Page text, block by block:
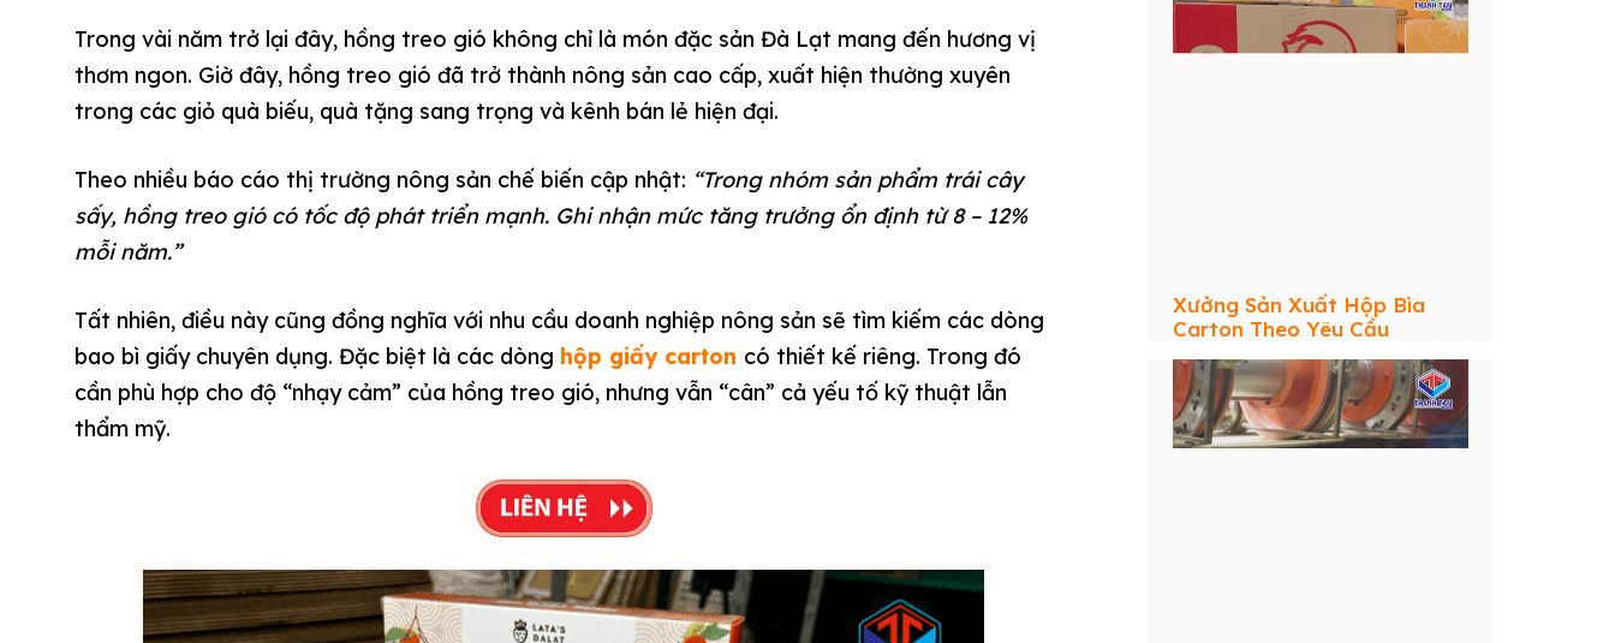
Trong vài năm trở lại đây, hồng treo gió không chỉ là món đặc sản Đà Lạt mang đến hương vị
thơm ngon. Giờ đây, hồng treo gió đã trở thành nông sản cao cấp, xuất hiện thường xuyên
trong các giỏ quà biếu, quà tặng sang trọng và kênh bán lẻ hiện đại.
Theo nhiều báo cáo thị trường nông sản chế biến cập nhật: “Trong nhóm sản phẩm trái cây
sấy, hồng treo gió có tốc độ phát triển mạnh. Ghi nhận mức tăng trưởng ổn định từ 8 – 12%
mỗi năm.”
Tất nhiên, điều này cũng đồng nghĩa với nhu cầu doanh nghiệp nông sản sẽ tìm kiếm các dòng
bao bì giấy chuyên dụng. Đặc biệt là các dòng hộp giấy carton có thiết kế riêng. Trong đó
cần phù hợp cho độ “nhạy cảm” của hồng treo gió, nhưng vẫn “cân” cả yếu tố kỹ thuật lẫn
thẩm mỹ.
Xưởng Sản Xuất Hộp Bìa
Carton Theo Yêu Cầu